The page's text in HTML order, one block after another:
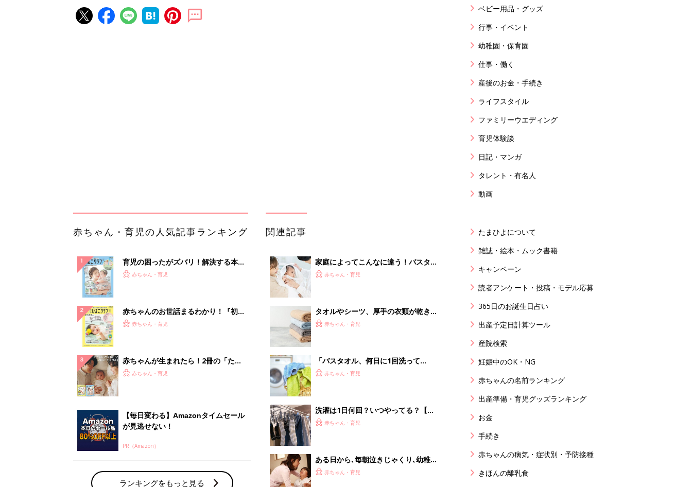
が見逃せない！
PR（Amazon）
ランキングをもっと見る
応する？【小児神経科医が伝える〜親
子のゆくり〜】
るべき3つのことと、NGな自己認識
PR（ビズヒント）
赤ちゃん・育児の人気テーマ
ベビー用品・グッズ
行事・イベント
幼稚園・保育園
仕事・働く
産後のお金・手続き
ライフスタイル
ファミリーウエディング
育児体験談
日記・マンガ
タレント・有名人
動画
たまひよについて
雑誌・絵本・ムック書籍
キャンペーン
読者アンケート・投稿・モデル応募
365日のお誕生日占い
出産予定日計算ツール
産院検索
妊娠中のOK・NG
赤ちゃんの名前ランキング
出産準備・育児グッズランキング
お金
手続き
赤ちゃんの病気・症状別・予防接種
きほんの離乳食